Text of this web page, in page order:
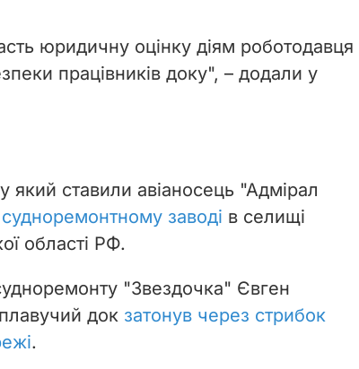
юридичну оцінку діям роботодавця
працівників доку", – додали у
ставили авіаносець "Адмірал
заводі в селищі
області РФ.
"Звездочка" Євген
док затонув через стрибок
.